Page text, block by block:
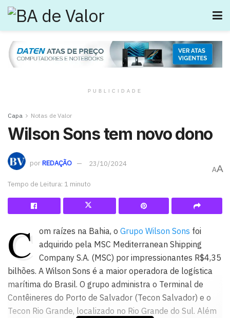
PUBLICIDADE
Capa Notas de Valor
Wilson Sons tem novo dono
porREDAÇÃO 23/10/2024
Tempo de Leitura: 1 minuto
AA
C om raízes na Bahia, oGrupo Wilson Sons foi
adquirido pela MSC Mediterranean Shipping
Company S.A. (MSC) por impressionantes R$4,35
bilhões. A Wilson Sons é a maior operadora de logística
marítima do Brasil. O grupo administra o Terminal de
Contêineres do Porto de Salvador (Tecon Salvador) e o
Tecon Rio Grande, localizado no Rio Grande do Sul. Além